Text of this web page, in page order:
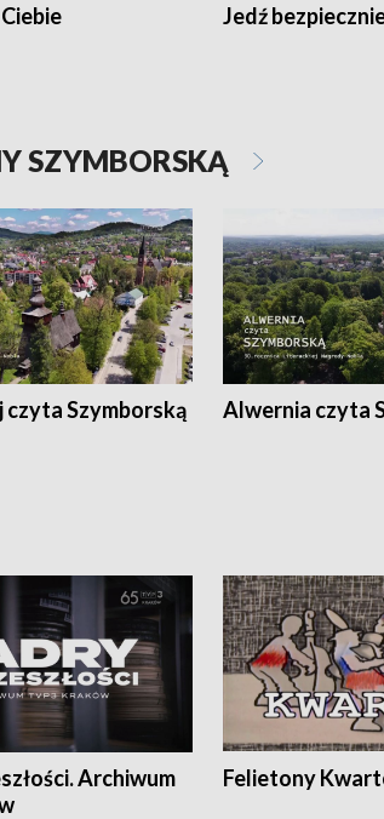
Jedź
SZYMBORSKĄ
czyta Szymborską Alwernia czyta
Archiwum
Felietony